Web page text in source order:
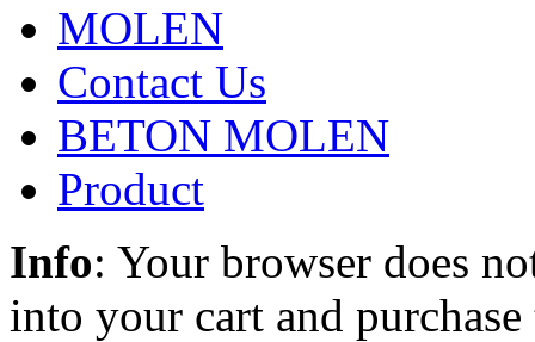
MOLEN
Contact Us
BETON MOLEN
Product
Info: Your browser does
into your cart and